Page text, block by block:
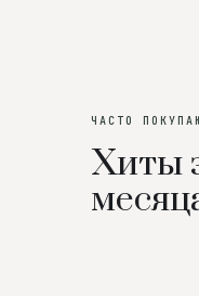
ЧАСТО
Хиты